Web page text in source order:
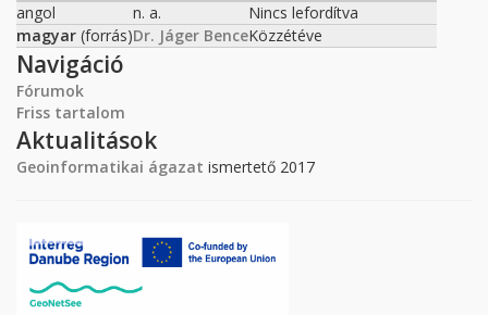
angol
n. a.
Nincs lefordítva
magyar (forrás)Dr. Jáger BenceKözzétéve
Navigáció
Fórumok
Friss tartalom
Aktualitások
Geoinformatikai ágazat ismertető 2017